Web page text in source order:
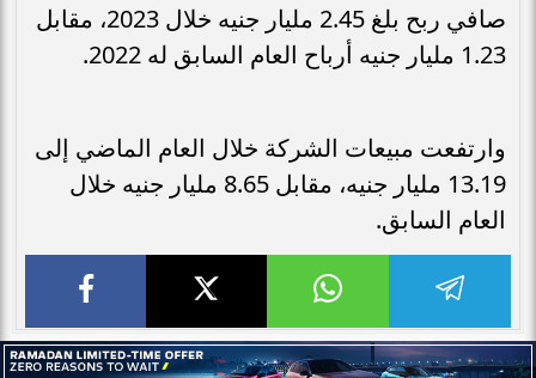
صافي ربح بلغ 2.45 مليار جنيه خلال 2023، مقابل
1.23 مليار جنيه أرباح العام السابق له 2022.
وارتفعت مبيعات الشركة خلال العام الماضي إلى
13.19 مليار جنيه، مقابل 8.65 مليار جنيه خلال
العام السابق.